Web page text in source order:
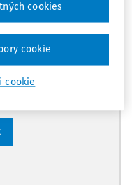
na webu
situací
cookie
cookies
cookie